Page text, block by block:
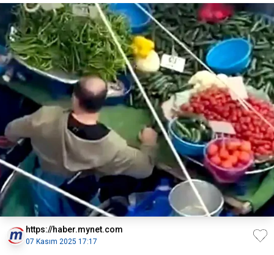
https://haber.mynet.com
07 Kasım 2025 17:17